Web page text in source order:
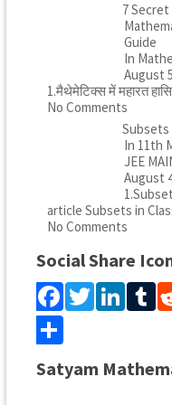
7
Guide
In
August
1.मैथेमेटिक्स में महारत
No Comments
Subsets
In 11th
JEE
August
article Subsets in
No Comments
Social Share
Share
Satyam